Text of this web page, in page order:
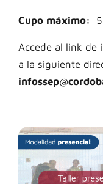
Cupo máximo:
Accede al link de
a la siguiente